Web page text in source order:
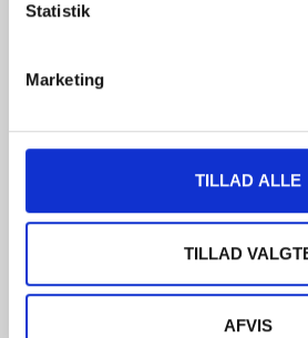
Statistik
Marketing
TILLAD ALLE
TILLAD
AFVIS
Louise’s rolle som